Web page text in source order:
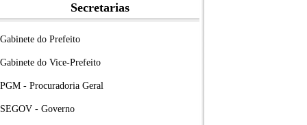
Secretarias
Gabinete do Prefeito
Gabinete do Vice-Prefeito
PGM - Procuradoria Geral
SEGOV - Governo